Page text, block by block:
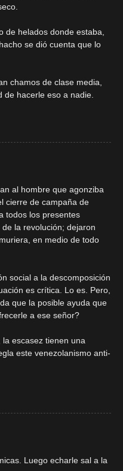
de helados donde estaba,
se dió cuenta que lo
chamos de clase media,
de hacerle eso a nadie.
al hombre que agonziba
cierre de campaña de
todos los presentes
la revolución; dejaron
en medio de todo
social a la descomposición
es crítica. Lo es. Pero,
que la posible ayuda que
a ese señor?
escasez tienen una
este venezolanismo anti-
Luego echarle sal a la